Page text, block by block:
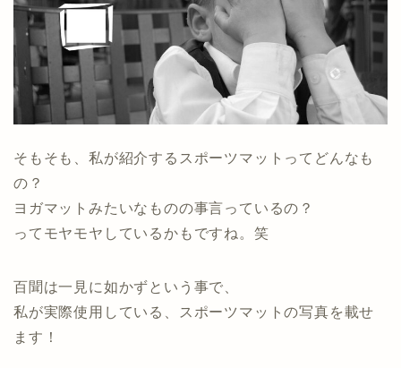
そもそも、私が紹介するスポーツマットってどんなも
の？
ヨガマットみたいなものの事言っているの？
ってモヤモヤしているかもですね。笑
百聞は一見に如かずという事で、
私が実際使用している、スポーツマットの写真を載せ
ます！